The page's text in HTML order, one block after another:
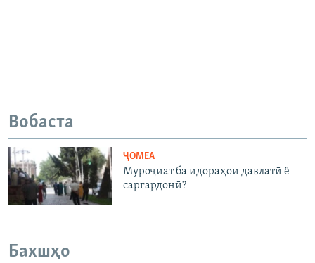
Вобаста
ҶОМEА
Муроҷиат ба идораҳои давлатӣ ё
саргардонӣ?
Бахшҳо